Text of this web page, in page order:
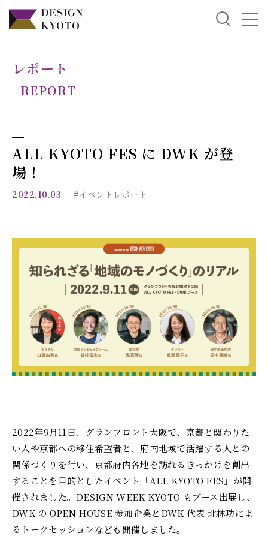
レポート
−REPORT
ALL KYOTO FES に DWK が登
場！
2022.10.03 #イベントレポート
2022年9月11日、グランフロント大阪で、京都と関わりた
い人や京都への移住希望者と、府内地域で活躍する人との
関係づくりを行い、京都府内各地を訪れるきっかけを創出
することを目的としたイベント「ALL KYOTO FES」が開
催されました。DESIGN WEEK KYOTO もブース出展し、
DWK の OPEN HOUSE 参加企業とDWK 代表 北林功によ
るトークセッションなども開催しました。